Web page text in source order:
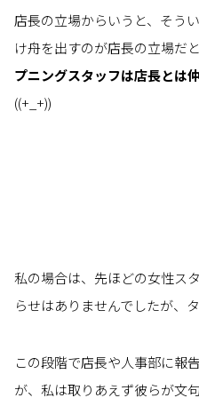
店長の立場からいうと、そう
け舟を出すのが店長の立場だ
プニングスタッフは店長とは
((+_+))
私の場合は、先ほどの女性ス
らせはありませんでしたが、
この段階で店長や人事部に報
が、私は取りあえず彼らが文